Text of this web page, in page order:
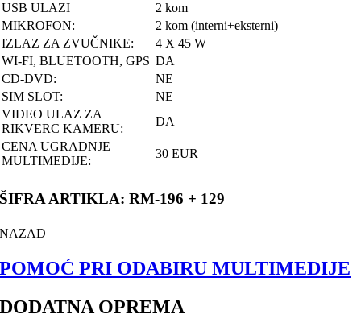
USB ULAZI
2 kom
MIKROFON:
2 kom (interni+eksterni)
IZLAZ ZA ZVUČNIKE:
4 X 45 W
WI-FI, BLUETOOTH, GPS DA
CD-DVD:
NE
SIM SLOT:
NE
VIDEO ULAZ ZA
RIKVERC KAMERU:
DA
CENA UGRADNJE
MULTIMEDIJE:
30 EUR
ŠIFRA ARTIKLA: RM-196 + 129
NAZAD
POMOĆ PRI ODABIRU MULTIMEDIJE
DODATNA OPREMA